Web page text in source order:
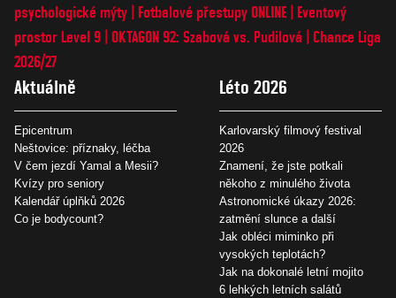
psychologické mýty
Fotbalové přestupy ONLINE
Eventový
prostor Level 9 OKTAGON 92: Szabová vs. Pudilová
Chance Liga
2026/27
Aktuálně
Epicentrum
Neštovice: příznaky, léčba
V čem jezdí Yamal a Mesii?
Kvízy pro seniory
Kalendář úplňků 2026
Co je bodycount?
Léto 2026
Karlovarský filmový festival
2026
Znamení, že jste potkali
někoho z minulého života
Astronomické úkazy 2026:
zatmění slunce a další
Jak obléci miminko při
vysokých teplotách?
Jak na dokonalé letní mojito
6 lehkých letních salátů